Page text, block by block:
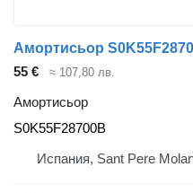
55 € ≈ 107,80 лв.
Амортисьор
S0K55F28700B
Испания, Sant Pere